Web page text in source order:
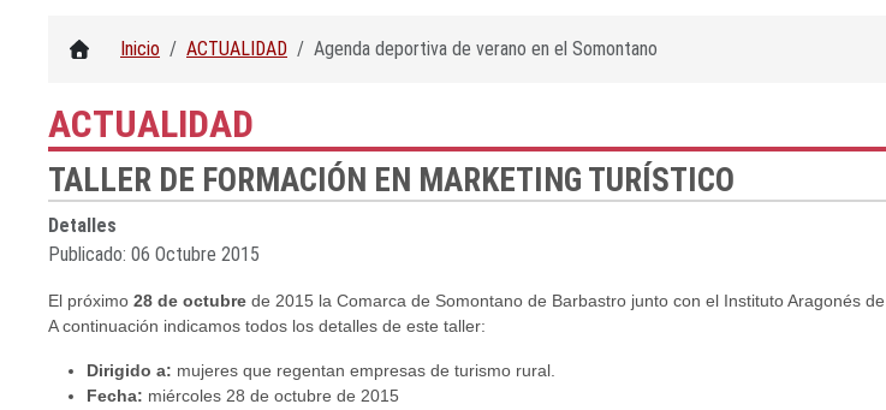
Inicio ACTUALIDAD Agenda deportiva de verano en el Somontano
ACTUALIDAD
TALLER DE FORMACIÓN EN MARKETING TURÍSTICO
Detalles
Publicado: 06 Octubre 2015
El próximo 28 de octubre de 2015 la Comarca de Somontano de Barbastro junto con el Instituto Aragonés
A continuación indicamos todos los detalles de este taller:
Dirigido a: mujeres que regentan empresas de turismo rural.
Fecha: miércoles 28 de octubre de 2015